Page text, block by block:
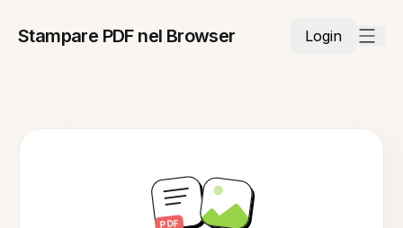
Stampare PDF nel Browser Login